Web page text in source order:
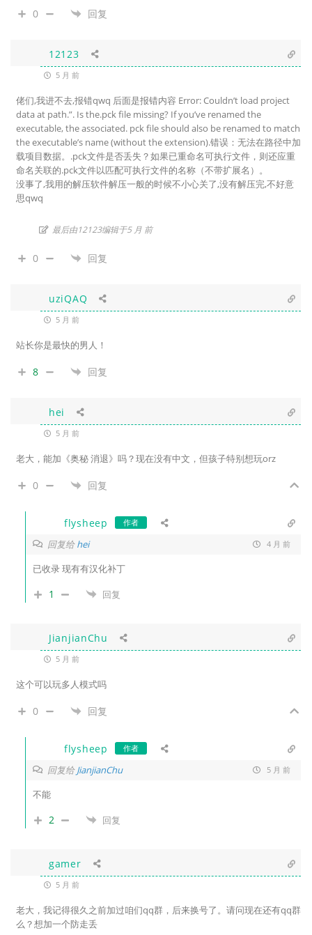
0 回复
12123
5 月 前
佬们,我进不去,报错qwq 后面是报错内容 Error: Couldn’t load project
data at path.”. Is the.pck file missing? If you’ve renamed the
executable, the associated. pck file should also be renamed to match
the executable’s name (without the extension).错误：无法在路径中加
载项目数据。.pck文件是否丢失？如果已重命名可执行文件，则还应重
命名关联的.pck文件以匹配可执行文件的名称（不带扩展名）。
没事了,我用的解压软件解压一般的时候不小心关了,没有解压完,不好意
思qwq
最后由12123编辑于5 月 前
0 回复
uziQAQ
5 月 前
站长你是最快的男人！
8 回复
hei
5 月 前
老大，能加《奥秘 消退》吗？现在没有中文，但孩子特别想玩orz
0 回复
flysheep 作者
回复给hei 4 月 前
已收录 现有有汉化补丁
1 回复
JianjianChu
5 月 前
这个可以玩多人模式吗
0 回复
flysheep 作者
回复给JianjianChu 5 月 前
不能
2 回复
gamer
5 月 前
老大，我记得很久之前加过咱们qq群，后来换号了。请问现在还有qq群
么？想加一个防走丢